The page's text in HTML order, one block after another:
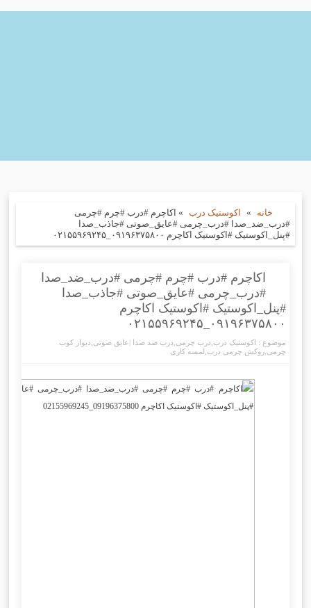
خانه » اکوستیک درب » اکاچرم #درب #چرم #چرمی
#درب_ضد_صدا #درب_چرمی #عایق_صوتی #جاذب_صدا
#پنل_اکوستیک #اکوستیک اکاچرم ۰۹۱۹۶۳۷۵۸۰۰_۰۲۱۵۵۹۶۹۲۴۵
اکاچرم #درب #چرم #چرمی #درب_ضد_صدا
#درب_چرمی #عایق_صوتی #جاذب_صدا
#پنل_اکوستیک #اکوستیک اکاچرم
۰۹۱۹۶۳۷۵۸۰۰_۰۲۱۵۵۹۶۹۲۴۵
موضوع : اکوستیک درب درب چرمی درب ضد صدا |عایق صوتی دیوار کوب
چرمی ,روکش چرمی درب لمسه کاری